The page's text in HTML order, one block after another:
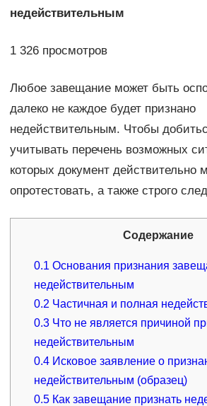
недействительным
1 326 просмотров
Любое завещание может быть
далеко не каждое будет признано
недействительным. Чтобы
учитывать перечень возможных
которых документ действительно
опротестовать, а также строго
Содержание
0.1 Основания признания
недействительным
0.2 Частичная и полная
0.3 Что не является причиной
недействительным
0.4 Исковое заявление о
недействительным (образец)
0.5 Как завещание признать